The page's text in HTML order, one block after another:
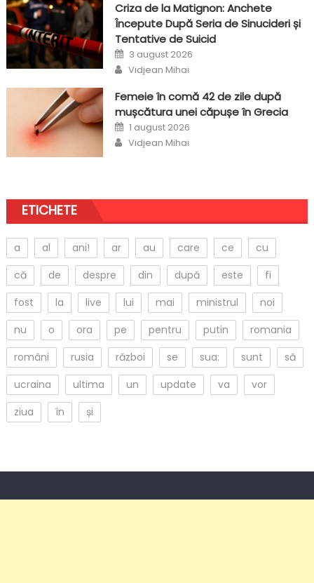
Criza de la Matignon: Anchete
Începute După Seria de Sinucideri și
Tentative de Suicid
Posted
on
3 august 2026
Author
Vidjean Mihai
Femeie în comă 42 de zile după
mușcătura unei căpușe în Grecia
Posted
on
1 august 2026
Author
Vidjean Mihai
ETICHETE
a al ani! ar au care ce
cu
că
de despre din după este
fi
fost
la live lui mai ministrul
noi
nu
o ora pe pentru putin
romania
români
rusia război se sua: sunt
să
ucraina
ultima un update va
vor
ziua
în și